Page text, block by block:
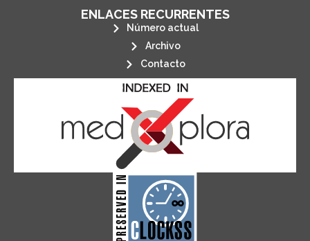
ENLACES RECURRENTES
Número actual
Archivo
Contacto
CLOCKSS is a dak archive that
ensures the long-term survival
of web-based scholary
publications, governed by and for
its stakeholders.